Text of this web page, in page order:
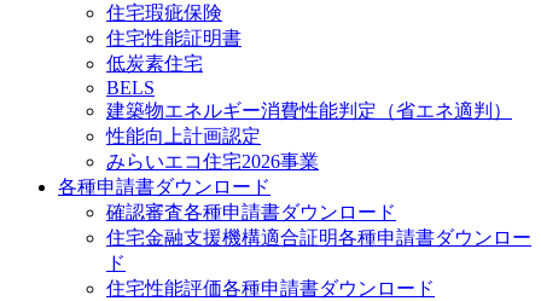
住宅瑕疵保険
住宅性能証明書
低炭素住宅
BELS
建築物エネルギー消費性能判定（省エネ適判）
性能向上計画認定
みらいエコ住宅2026事業
各種申請書ダウンロード
確認審査各種申請書ダウンロード
住宅金融支援機構適合証明各種申請書ダウンロー
ド
住宅性能評価各種申請書ダウンロード